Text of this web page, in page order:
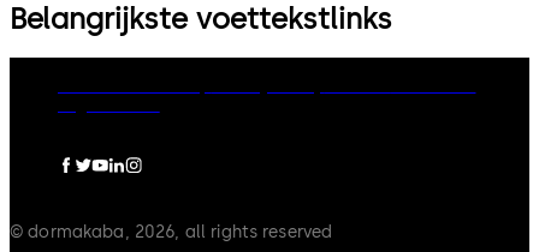
Belangrijkste voettekstlinks
© dormakaba, 2026, all rights reserved